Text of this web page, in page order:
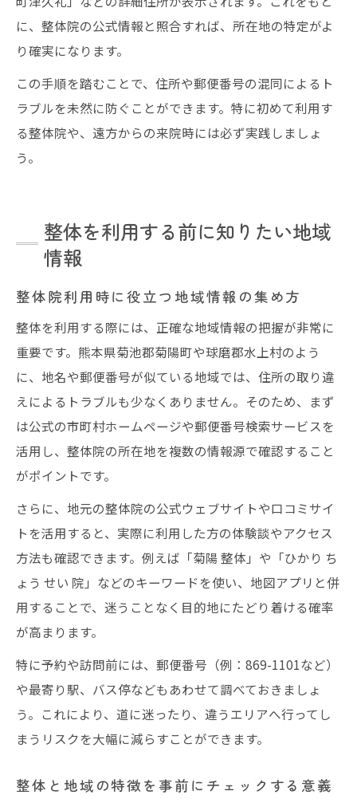
に、整体院の公式情報と照合すれば、所在地の特定がよ
り確実になります。
この手順を踏むことで、住所や郵便番号の混同によるト
ラブルを未然に防ぐことができます。特に初めて利用す
る整体院や、遠方からの来院時には必ず実践しましょ
う。
整体を利用する前に知りたい地域
情報
整体院利用時に役立つ地域情報の集め方
整体を利用する際には、正確な地域情報の把握が非常に
重要です。熊本県菊池郡菊陽町や球磨郡水上村のよう
に、地名や郵便番号が似ている地域では、住所の取り違
えによるトラブルも少なくありません。そのため、まず
は公式の市町村ホームページや郵便番号検索サービスを
活用し、整体院の所在地を複数の情報源で確認すること
がポイントです。
さらに、地元の整体院の公式ウェブサイトや口コミサイ
トを活用すると、実際に利用した方の体験談やアクセス
方法も確認できます。例えば「菊陽 整体」や「ひかり ち
ょう せい 院」などのキーワードを使い、地図アプリと併
用することで、迷うことなく目的地にたどり着ける確率
が高まります。
特に予約や訪問前には、郵便番号（例：869-1101など）
や最寄り駅、バス停などもあわせて調べておきましょ
う。これにより、道に迷ったり、違うエリアへ行ってし
まうリスクを大幅に減らすことができます。
整体と地域の特徴を事前にチェックする意義